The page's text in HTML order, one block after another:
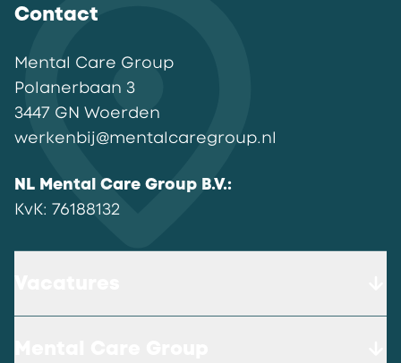
Contact
Mental Care Group
Polanerbaan 3
3447 GN Woerden
werkenbij@mentalcaregroup.nl
NL Mental Care Group B.V.:
KvK: 76188132